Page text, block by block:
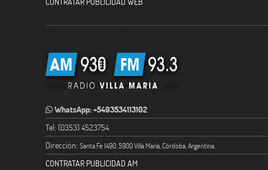
WhatsApp: +5493534113102
Tel: (0353) 4523754
Dirección: Santa Fe 1490. 5900 Villa María, Córdoba, Argentina.
CONTRATAR PUBLICIDAD AM